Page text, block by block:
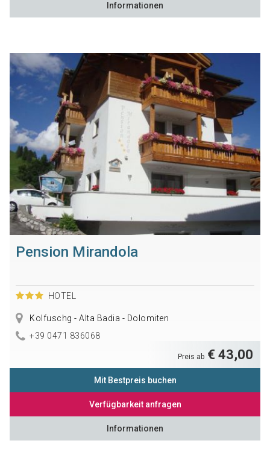
Informationen
Pension Mirandola
HOTEL
Kolfuschg - Alta Badia - Dolomiten
+39 0471 836068
Preis ab € 43,00
Mit Bestpreis buchen
Verfügbarkeit anfragen
Informationen